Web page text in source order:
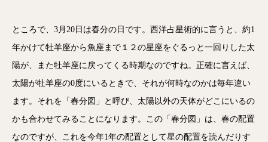
ところで、3月20日は春分の日です。西洋占星術的に言うと、約1
年かけて牡羊座から魚座まで１２の星座をぐるっと一回りした太
陽が、また牡羊座に戻ってくる時期なのですね。正確に言えば、
太陽が牡羊座の0度にいるときで、それが何時なのかは毎年違い
ます。それを「春分図」と呼び、太陽以外の天体がどこにいるの
かも合わせてみることになります。この「春分図」は、春の配置
なのですが、これを今年1年の配置として星の配置を読んだりす